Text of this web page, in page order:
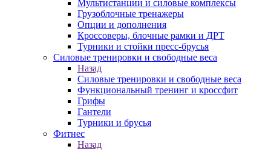
Мультистанции и силовые комплексы
Грузоблочные тренажеры
Опции и дополнения
Кроссоверы, блочные рамки и ДРТ
Турники и стойки пресс-брусья
Силовые тренировки и свободные веса
Назад
Силовые тренировки и свободные веса
Функциональный тренинг и кроссфит
Грифы
Гантели
Турники и брусья
Фитнес
Назад